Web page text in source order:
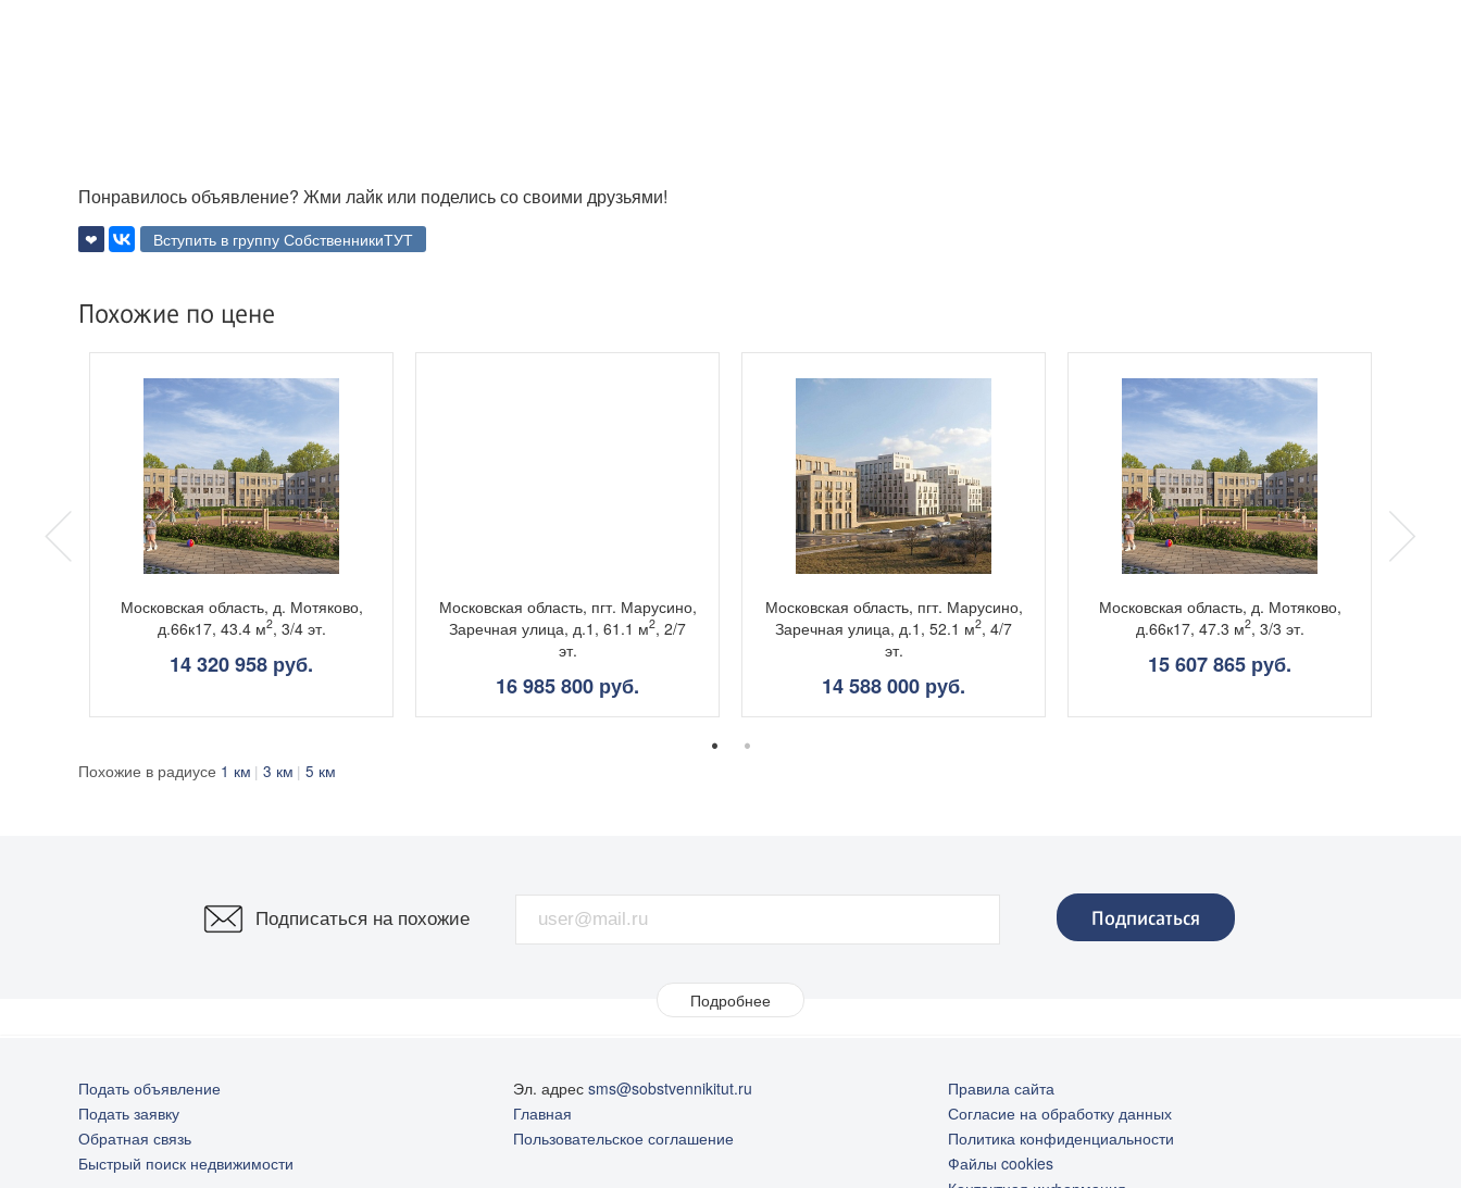
Понравилось объявление? Жми лайк или поделись со своими друзьями!
❤ Вступить в группу СобственникиТУТ
Похожие по цене
Московская область, д. Мотяково,
д.66к17, 43.4 м2, 3/4 эт.
14 320 958 руб.
Московская область, пгт. Марусино,
Заречная улица, д.1, 61.1 м2, 2/7
эт.
16 985 800 руб.
Московская область, пгт. Марусино,
Заречная улица, д.1, 52.1 м2, 4/7
эт.
14 588 000 руб.
Московская область, д. Мотяково,
д.66к17, 47.3 м2, 3/3 эт.
15 607 865 руб.
Похожие в радиусе 1 км 3 км 5 км
Подписаться на похожие
34344960
Подробнее
Подать объявление
Подать заявку
Обратная связь
Быстрый поиск недвижимости
Эл. адрес sms@sobstvennikitut.ru
Главная
Пользовательское соглашение
Правила сайта
Согласие на обработку данных
Политика конфиденциальности
Файлы cookies